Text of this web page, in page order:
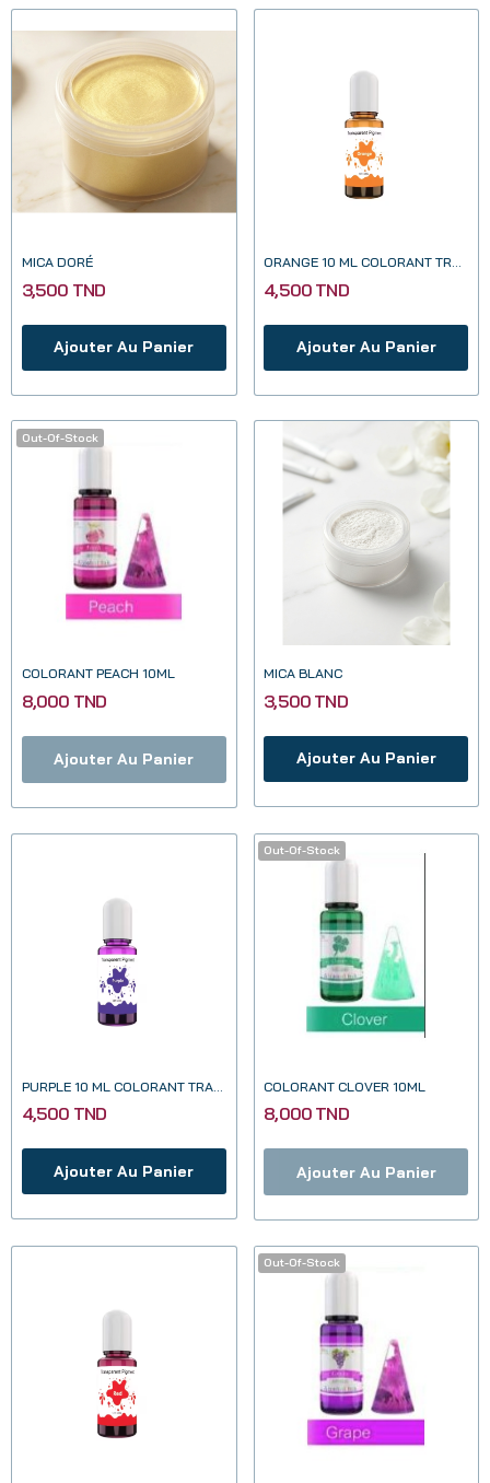
MICA DORÉ
3,500 TND
Ajouter Au Panier
ORANGE 10 ML COLORANT TRANSPARENT POUR...
4,500 TND
Ajouter Au Panier
Out-Of-Stock
COLORANT PEACH 10ML
8,000 TND
Ajouter Au Panier
MICA BLANC
3,500 TND
Ajouter Au Panier
PURPLE 10 ML COLORANT TRANSPARENT POUR RESINE...
4,500 TND
Ajouter Au Panier
Out-Of-Stock
COLORANT CLOVER 10ML
8,000 TND
Ajouter Au Panier
Out-Of-Stock